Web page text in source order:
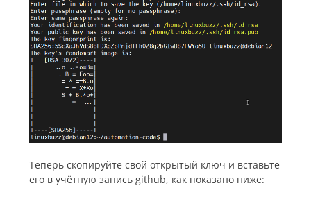
Теперь скопируйте свой открытый ключ и вставьте
его в учётную запись github, как показано ниже: